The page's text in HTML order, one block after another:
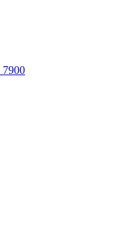
7900